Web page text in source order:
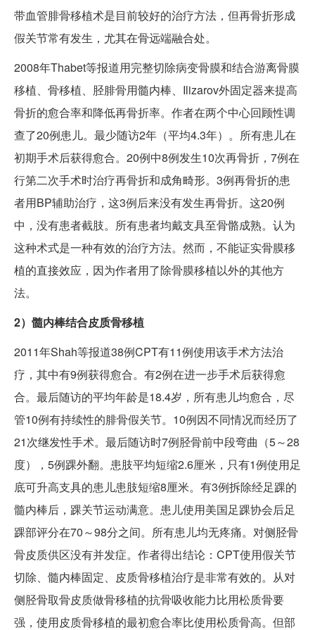
带血管腓骨移植术是目前较好的治疗方法，但再骨折形成
假关节常有发生，尤其在骨远端融合处。
2008年Thabet等报道用完整切除病变骨膜和结合游离骨膜
移植、骨移植、胫腓骨用髓内棒、Ilizarov外固定器来提高
骨折的愈合率和降低再骨折率。作者在两个中心回顾性调
查了20例患儿。最少随访2年（平均4.3年）。所有患儿在
初期手术后获得愈合。20例中8例发生10次再骨折，7例在
行第二次手术时治疗再骨折和成角畸形。3例再骨折的患
者用BP辅助治疗，这3例后来没有发生再骨折。这20例
中，没有患者截肢。所有患者均戴支具至骨骼成熟。认为
这种术式是一种有效的治疗方法。然而，不能证实骨膜移
植的直接效应，因为作者用了除骨膜移植以外的其他方
法。
2）髓内棒结合皮质骨移植
2011年Shah等报道38例CPT有11例使用该手术方法治
疗，其中有9例获得愈合。有2例在进一步手术后获得愈
合。最后随访的平均年龄是18.4岁，所有患儿均愈合，尽
管10例有持续性的腓骨假关节。10例因不同情况而经历了
21次继发性手术。最后随访时7例胫骨前中段弯曲（5～28
度），5例踝外翻。患肢平均短缩2.6厘米，只有1例使用足
底可升高支具的患儿患肢短缩8厘米。有3例拆除经足踝的
髓内棒后，踝关节运动满意。患儿使用美国足踝协会后足
踝部评分在70～98分之间。所有患儿均无疼痛。对侧胫骨
骨皮质供区没有并发症。作者得出结论：CPT使用假关节
切除、髓内棒固定、皮质骨移植治疗是非常有效的。从对
侧胫骨取骨皮质做骨移植的抗骨吸收能力比用松质骨要
强，使用皮质骨移植的最初愈合率比使用松质骨高。但部